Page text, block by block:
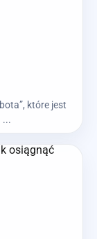
które jest
...